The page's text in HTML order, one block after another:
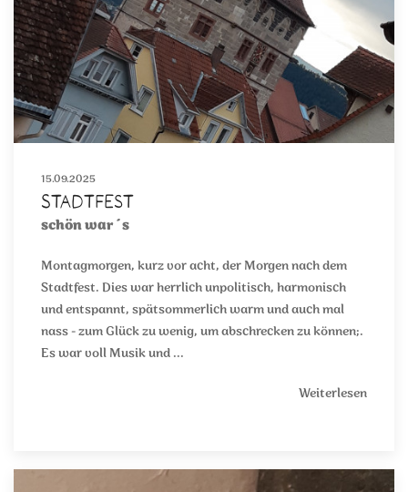
15.09.2025
Stadtfest
schön war´s
Montagmorgen, kurz vor acht, der Morgen nach dem
Stadtfest. Dies war herrlich unpolitisch, harmonisch
und entspannt, spätsommerlich warm und auch mal
nass - zum Glück zu wenig, um abschrecken zu können;.
Es war voll Musik und ...
Weiterlesen